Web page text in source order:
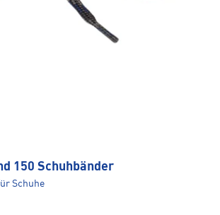
150 Schuhbänder
Schuhe